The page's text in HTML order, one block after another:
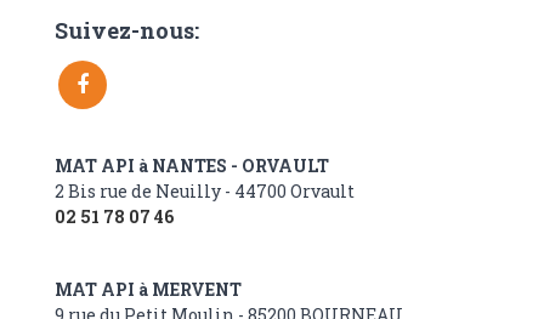
Suivez-nous:
MAT API à NANTES - ORVAULT
2 Bis rue de Neuilly - 44700 Orvault
02 51 78 07 46
MAT API à MERVENT